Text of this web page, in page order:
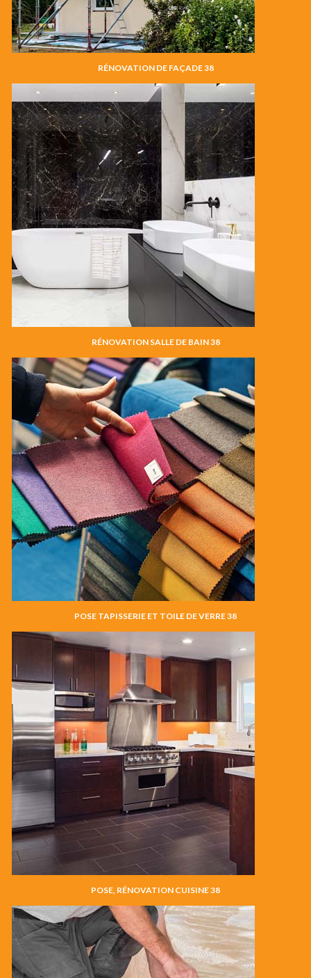
RÉNOVATION DE FAÇADE 38
RÉNOVATION SALLE DE BAIN 38
POSE TAPISSERIE ET TOILE DE VERRE 38
POSE, RÉNOVATION CUISINE 38